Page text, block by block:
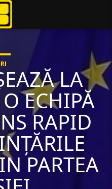
LA
ECHIPĂ
RAPID
PARTEA